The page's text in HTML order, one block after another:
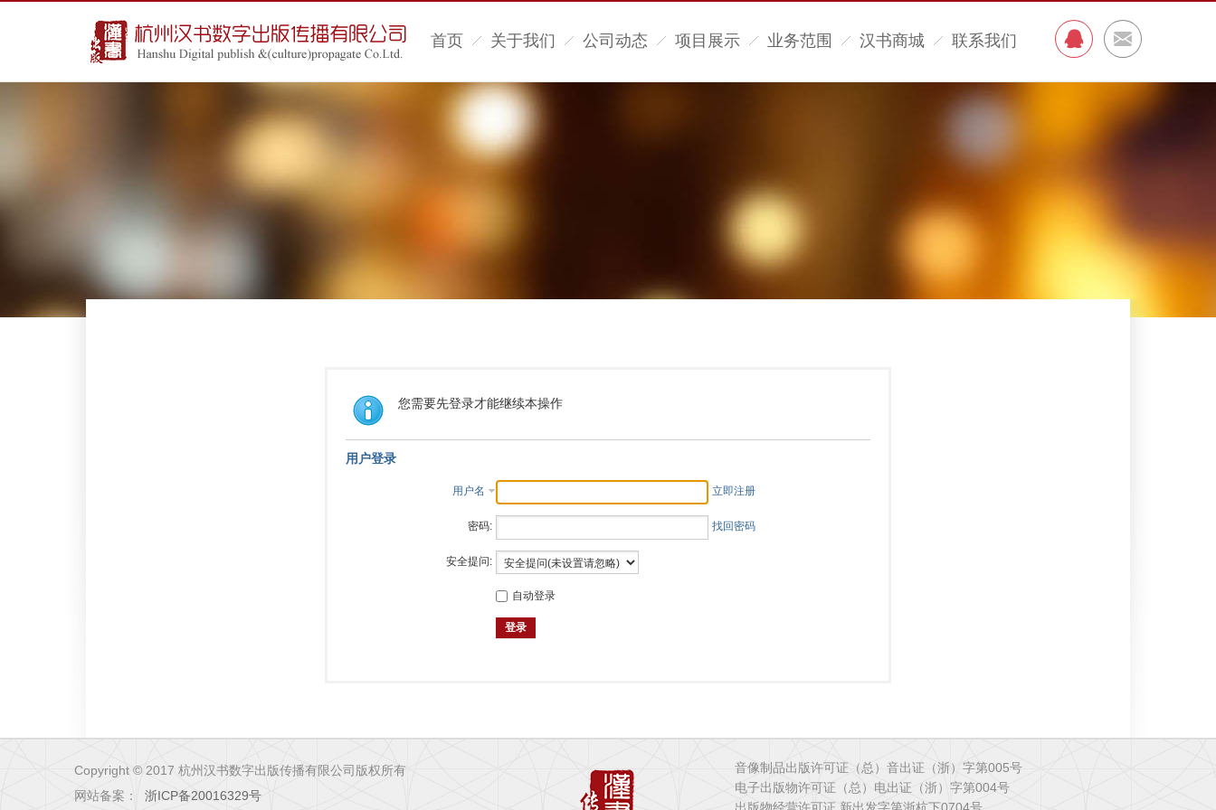
首页 关于我们 公司动态 项目展示 业务范围 汉书商城 联系我们
您需要先登录才能继续本操作
用户登录
用户名 立即注册
密码: 找回密码
安全提问:
自动登录
登录
Copyright © 2017 杭州汉书数字出版传播有限公司版权所有
网站备案：
浙ICP备20016329号
音像制品出版许可证（总）音出证（浙）字第005号
电子出版物许可证（总）电出证（浙）字第004号